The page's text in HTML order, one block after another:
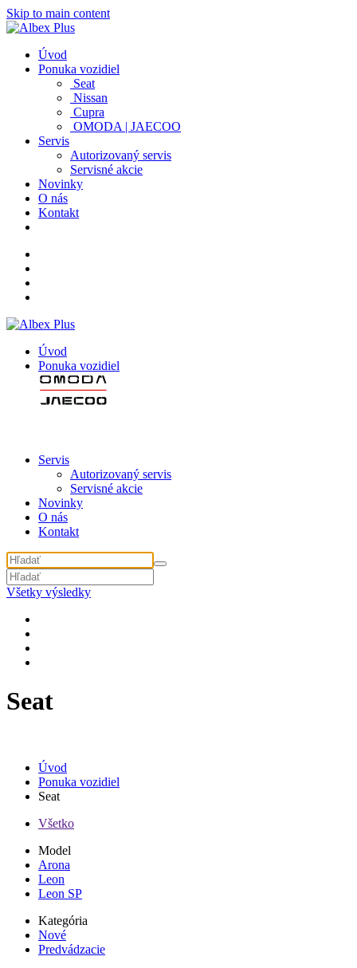
Skip to main content
Úvod
Ponuka vozidiel
Seat
Nissan
Cupra
OMODA | JAECOO
Servis
Autorizovaný servis
Servisné akcie
Novinky
O nás
Kontakt
Úvod
Ponuka vozidiel
Servis
Autorizovaný servis
Servisné akcie
Novinky
O nás
Kontakt
Všetky výsledky
Seat
Úvod
Ponuka vozidiel
Seat
Všetko
Model
Arona
Leon
Leon SP
Kategória
Nové
Predvádzacie